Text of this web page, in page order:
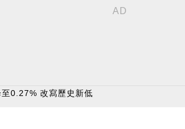
0.27% 改寫歷史新低